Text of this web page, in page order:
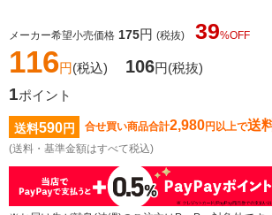
メーカー希望小売価格 175円 (税抜) 39%OFF
116円(税込) 106円(税抜)
1ポイント
送料590円 合せ買い商品合計2,980円以上で送
(送料・基準金額はすべて税込)